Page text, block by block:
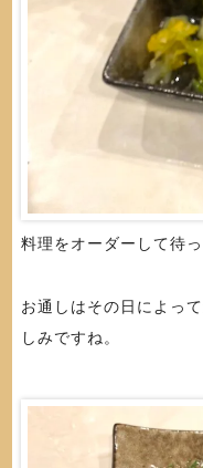
料理をオーダーして待
お通しはその日によっ
しみですね。